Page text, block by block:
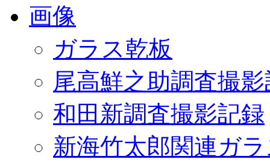
画像
ガラス乾板
尾高鮮之助調査撮
和田新調査撮影記録
新海竹太郎関連ガ